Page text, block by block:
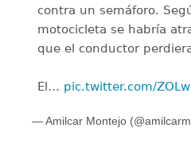
contra un semáforo.
motocicleta se habría
que el conductor
El… pic.twitter.com/
— Amilcar Montejo